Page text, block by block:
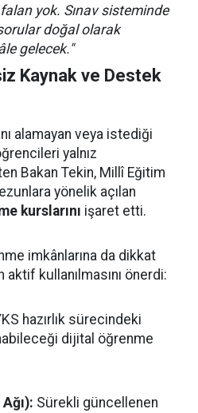
yok. Sınav sisteminde
doğal olarak
gelecek."
Kaynak ve Destek
alamayan veya istediği
yalnız
Bakan Tekin, Millî Eğitim
yönelik açılan
kurslarını işaret etti.
imkânlarına da dikkat
kullanılmasını önerdi:
hazırlık sürecindeki
dijital öğrenme
Sürekli güncellenen